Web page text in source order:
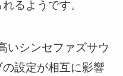
るようです。
いシンセファズサウ
設定が相互に影響